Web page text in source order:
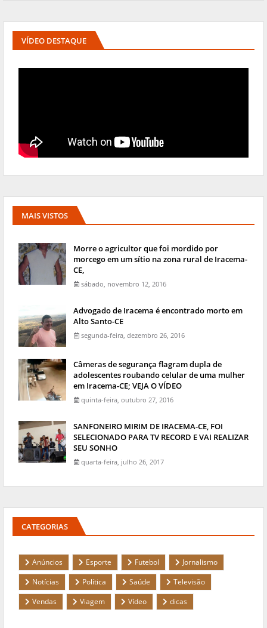
VÍDEO DESTAQUE
MAIS VISTOS
Morre o agricultor que foi mordido por
morcego em um sítio na zona rural de Iracema-
CE,
sábado, novembro 12, 2016
Advogado de Iracema é encontrado morto em
Alto Santo-CE
segunda-feira, dezembro 26, 2016
Câmeras de segurança flagram dupla de
adolescentes roubando celular de uma mulher
em Iracema-CE; VEJA O VÍDEO
quinta-feira, outubro 27, 2016
SANFONEIRO MIRIM DE IRACEMA-CE, FOI
SELECIONADO PARA TV RECORD E VAI REALIZAR
SEU SONHO
quarta-feira, julho 26, 2017
CATEGORIAS
Anúncios Esporte Futebol
Jornalismo
Notícias
Política Saúde
Televisão
Vendas
Viagem Vídeo dicas